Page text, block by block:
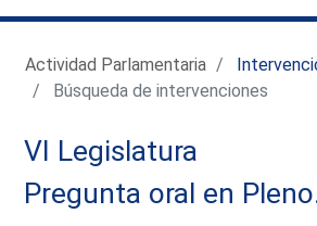
Actividad Parlamentaria
Búsqueda de intervenciones
VI Legislatura
Pregunta oral en